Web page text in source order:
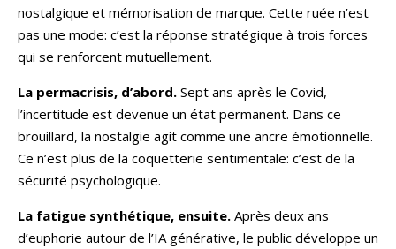
nostalgique et mémorisation de marque. Cette ruée n’est
pas une mode: c’est la réponse stratégique à trois forces
qui se renforcent mutuellement.
La permacrisis, d’abord. Sept ans après le Covid,
l’incertitude est devenue un état permanent. Dans ce
brouillard, la nostalgie agit comme une ancre émotionnelle.
Ce n’est plus de la coquetterie sentimentale: c’est de la
sécurité psychologique.
La fatigue synthétique, ensuite. Après deux ans
d’euphorie autour de l’IA générative, le public développe un